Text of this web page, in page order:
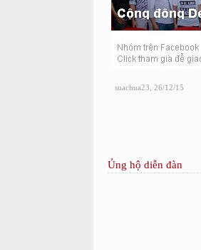
suachua23 26/12/15
Ủng hộ diễn đàn